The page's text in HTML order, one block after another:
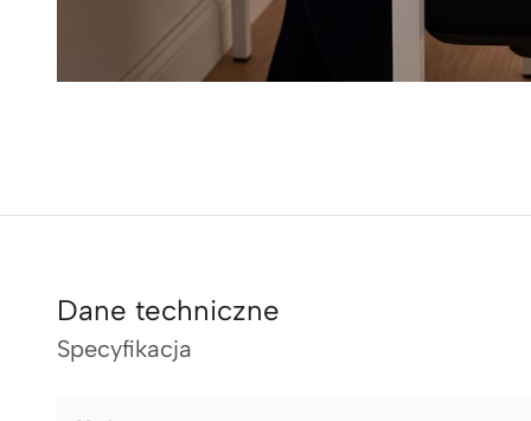
Dane techniczne
Specyfikacja